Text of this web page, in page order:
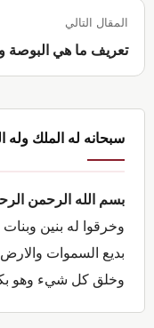
المقال التالي
تعريف ما هي البوصة
الجانبية
سبحانه له الملك وله
بسم الله الرحمن
وخرقوا له بنين
بديع السموات
وخلق كل شيء وهو